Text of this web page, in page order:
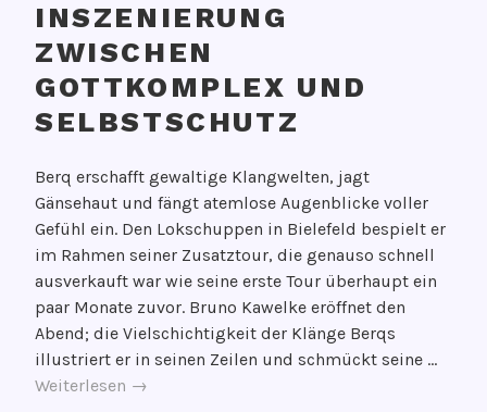
INSZENIERUNG
ZWISCHEN
GOTTKOMPLEX UND
SELBSTSCHUTZ
e
r
ö
f
f
e
n
t
l
Berq erschafft gewaltige Klangwelten, jagt
Gänsehaut und fängt atemlose Augenblicke voller
Gefühl ein. Den Lokschuppen in Bielefeld bespielt er
im Rahmen seiner Zusatztour, die genauso schnell
ausverkauft war wie seine erste Tour überhaupt ein
paar Monate zuvor. Bruno Kawelke eröffnet den
Abend; die Vielschichtigkeit der Klänge Berqs
illustriert er in seinen Zeilen und schmückt seine …
Weiterlesen Inszenierung
→